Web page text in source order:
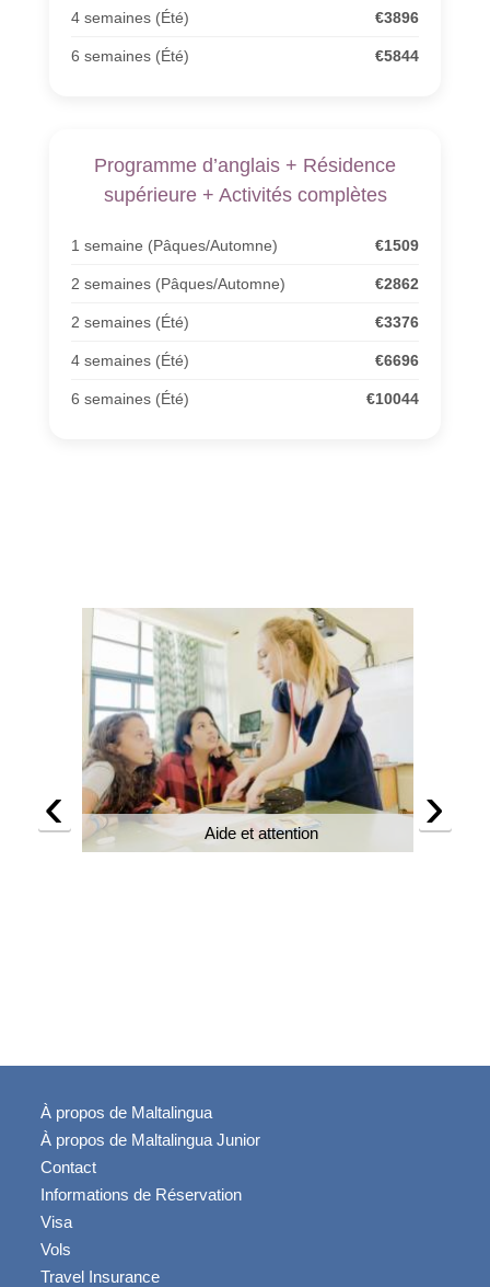
4 semaines (Été) €3896
6 semaines (Été) €5844
Programme d’anglais + Résidence
supérieure + Activités complètes
1 semaine (Pâques/Automne) €1509
2 semaines (Pâques/Automne) €2862
2 semaines (Été) €3376
4 semaines (Été) €6696
6 semaines (Été) €10044
Aide et attention
‹ ›
À propos de Maltalingua
À propos de Maltalingua Junior
Contact
Informations de Réservation
Visa
Vols
Travel Insurance